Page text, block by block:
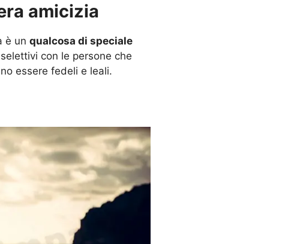
amicizia
è un qualcosa di speciale
con le persone che
essere fedeli e leali.